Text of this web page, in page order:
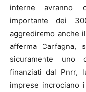
interne avranno
importante dei
aggrediremo anche
afferma Carfagna,
sicuramente uno
finanziati dal Pnrr,
imprese incrociano